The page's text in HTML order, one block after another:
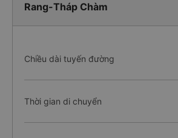
Rang-Tháp Chàm
Chiều dài tuyến đường
Thời gian di chuyển